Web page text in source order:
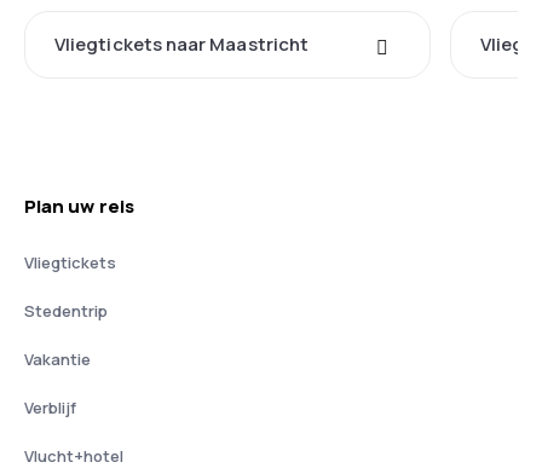
Vliegtickets naar Maastricht
Plan uw reis
Vliegtickets
Stedentrip
Vakantie
Verblijf
Vlucht+hotel